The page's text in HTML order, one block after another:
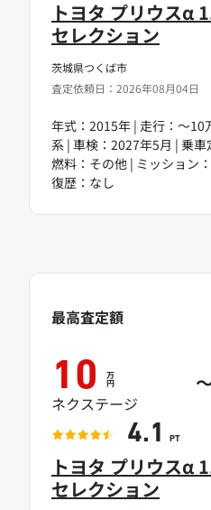
茨城県つくば市
査定依頼日：2026年08月04日
トヨタ プリウスα
セレクション
年式：2015年 | 走行：～10
系 | 車検：2027年5月 | 乗
燃料：その他 | ミッション
復歴：なし
トヨタ プリウスα
セレクション
最高査定額
10 万
円
ネクステージ
4.1 PT